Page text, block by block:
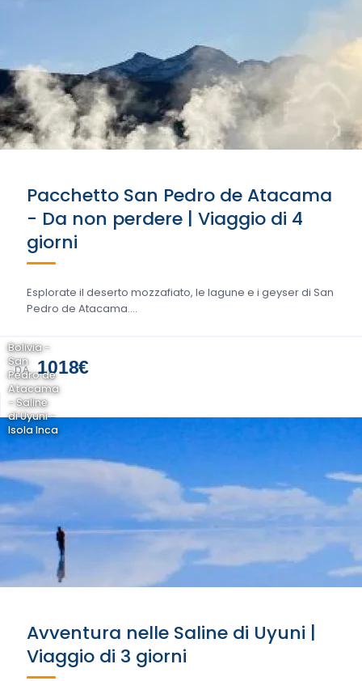
Pacchetto San Pedro de Atacama
- Da non perdere | Viaggio di 4
giorni
Esplorate il deserto mozzafiato, le lagune e i geyser di San
Pedro de Atacama....
DA 1018€
Bolivia -
San
Pedro de
Atacama
- Saline
di Uyuni -
Isola Inca
Avventura nelle Saline di Uyuni |
Viaggio di 3 giorni